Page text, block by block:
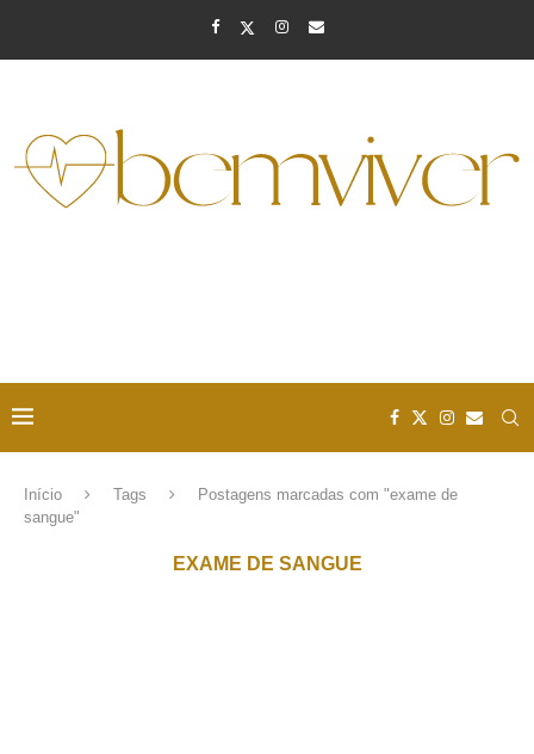
Início Tags
Postagens marcadas com "exame de
sangue"
EXAME DE SANGUE